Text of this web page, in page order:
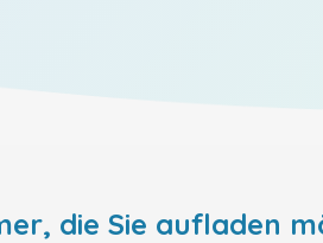
die Sie aufladen